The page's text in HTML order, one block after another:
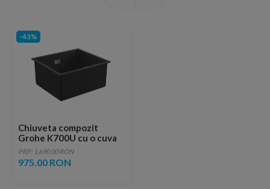
-43%
Chiuveta compozit
Grohe K700U cu o cuva
45.7x40.6 cm negru
granit
PRP: 1,690.00 RON
975.00 RON